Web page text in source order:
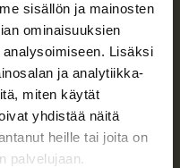
sisällön ja mainosten
ominaisuuksien
Lisäksi
ja analytiikka-
miten käytät
yhdistää näitä
heille tai joita on
palvelujaan.
johtaja ja SAK:n